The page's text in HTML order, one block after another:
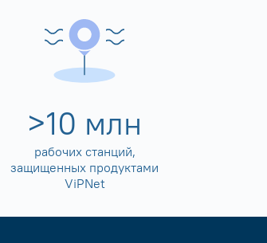
>10 млн
рабочих станций,
защищенных продуктами
ViPNet